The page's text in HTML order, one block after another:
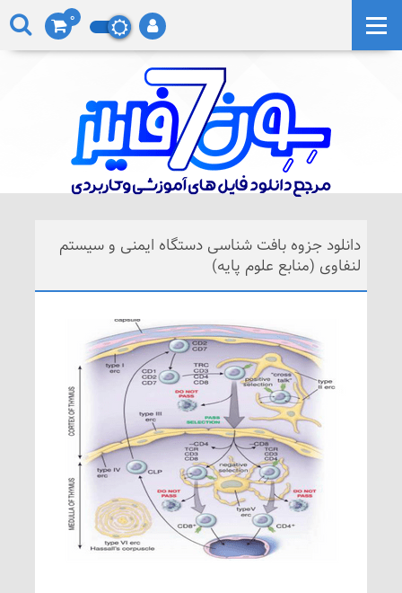
دانلود جزوه بافت شناسی دستگاه ایمنی و سیستم
لنفاوی (منابع علوم پایه)
0